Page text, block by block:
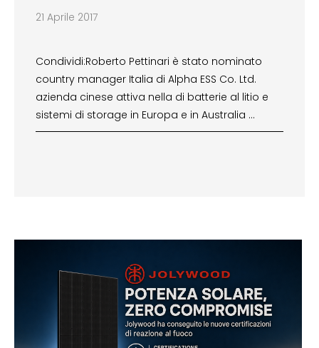
21 Aprile 2017
Condividi:Roberto Pettinari è stato nominato
country manager Italia di Alpha ESS Co. Ltd.
azienda cinese attiva nella di batterie al litio e
sistemi di storage in Europa e in Australia …